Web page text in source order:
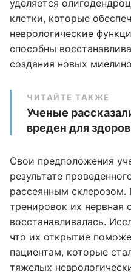
уделяется
клетки, которые
неврологические
способны
создания новых
ЧИТАЙТЕ ТАКЖЕ
Ученые
вреден для
Свои предположения
результате
рассеянным склерозом.
тренировок их нервная
восстанавливалась.
что их открытие
пациентам, которые
тяжелых